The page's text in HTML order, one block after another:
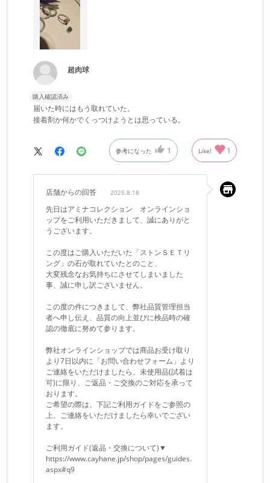
超肉球
購入確認済み
届いた時にはもう取れていた。
接着剤か何かでくっつけようとは思っている。
参考になった 1 Like! 1
店舗からの回答 2025.8.18
先日はアミナコレクション オンラインショ
ップをご利用いただきまして、誠にありがと
うございます。
この度はご購入いただいた「ストンＳＥＴリ
ング」の石が取れていたとのこと、
大変残念なお気持ちにさせてしまいました
事、誠に申し訳ございません。
この度の件につきまして、弊社品質管理担当
者へ申し伝え、品質の向上並びに検品時の確
認の徹底に努めて参ります。
弊社オンラインショップでは商品お受け取り
より7日以内に「お問い合わせフォーム」より
ご連絡をいただけましたら、未使用品(試着は
可)に限り、ご返品・ご交換のご対応を承って
おります。
ご希望の際は、下記ご利用ガイドをご参照の
上、ご連絡をいただけましたら幸いでござい
ます。
ご利用ガイド(返品・交換について)▼
https://www.cayhane.jp/shop/pages/guides.
aspx#q9